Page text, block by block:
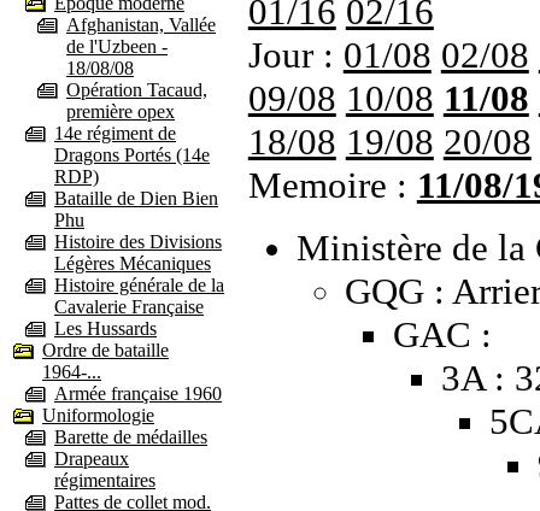
Afghanistan, Vallée
de l'Uzbeen -
18/08/08
Opération Tacaud,
première opex
14e régiment de
Dragons Portés (14e
RDP)
Bataille de Dien Bien
Phu
Histoire des Divisions
Légères Mécaniques
Histoire générale de la
Cavalerie Française
Les Hussards
Ordre de bataille
1964-...
Armée française 1960
Uniformologie
Barette de médailles
Drapeaux
régimentaires
Pattes de collet mod.
01/16 02/16
Jour : 01/08 02/08
09/08 10/08 11/08
18/08 19/08 20/08
Memoire : 11/08/
Ministère de la
GQG :
GAC :
3A :